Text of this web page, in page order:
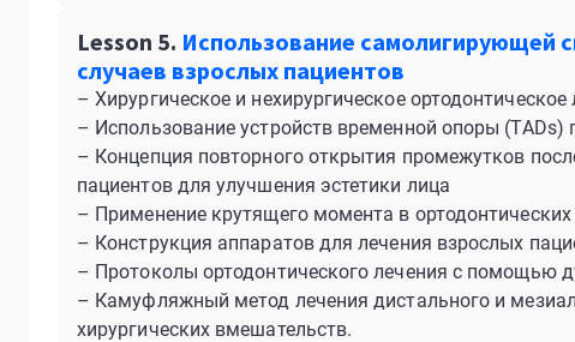
Lesson 5. Использование самолигирующей
случаев взрослых пациентов
– Хирургическое и нехирургическое
– Использование устройств временной опоры (TADs)
– Концепция повторного открытия промежутков
пациентов для улучшения эстетики лица
– Применение крутящего момента в
– Конструкция аппаратов для лечения взрослых
– Протоколы ортодонтического лечения с помощью
– Камуфляжный метод лечения дистального и
хирургических вмешательств.